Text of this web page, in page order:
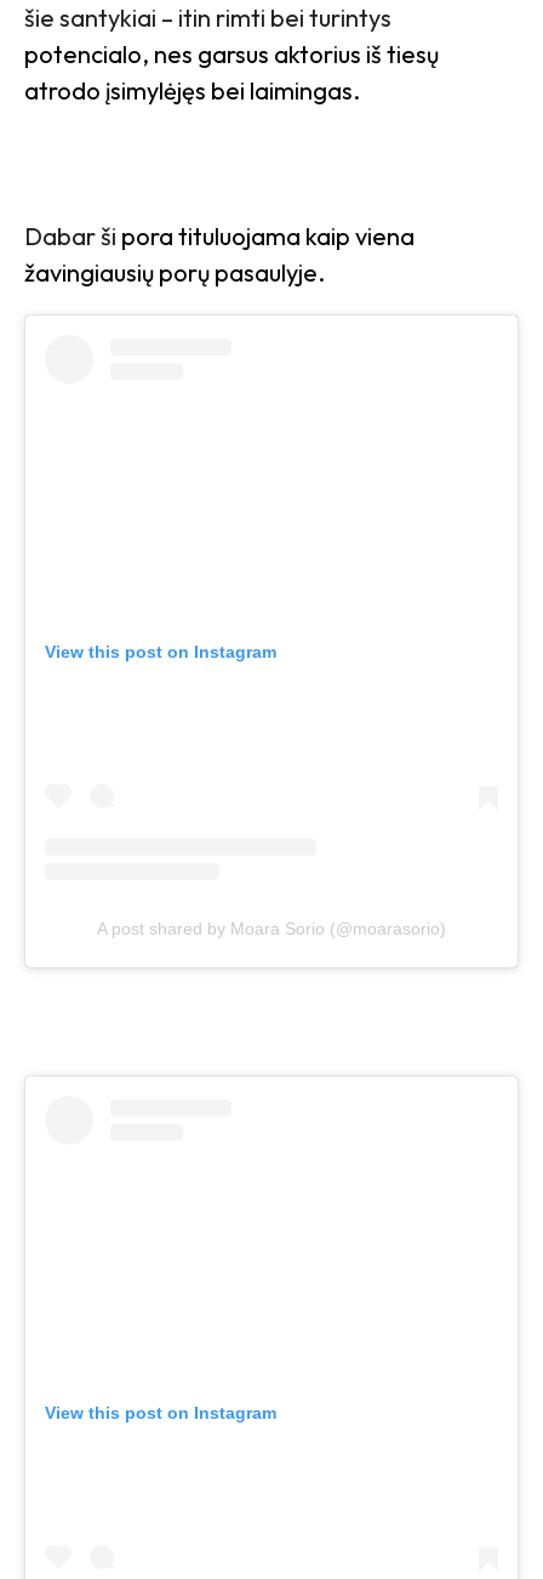
šie santykiai – itin rimti bei turintys
potencialo, nes garsus aktorius iš tiesų
atrodo įsimylėjęs bei laimingas.
Dabar ši pora tituluojama kaip viena
žavingiausių porų pasaulyje.
View this post on Instagram
A post shared by Moara Sorio (@moarasorio)
View this post on Instagram